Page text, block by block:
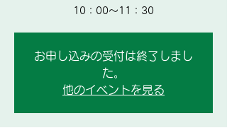
10：00～11：30
お申し込みの受付は終了しまし
た。
他のイベントを見る